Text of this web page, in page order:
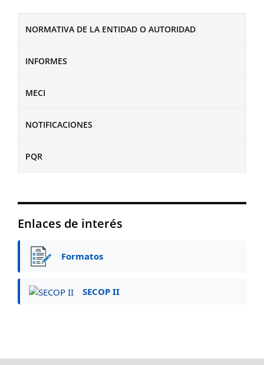
NORMATIVA DE LA ENTIDAD O AUTORIDAD
INFORMES
MECI
NOTIFICACIONES
PQR
Enlaces de interés
Formatos
SECOP II